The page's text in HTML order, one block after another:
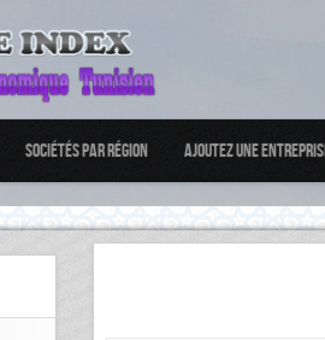
Sociétés par Région Ajoutez une